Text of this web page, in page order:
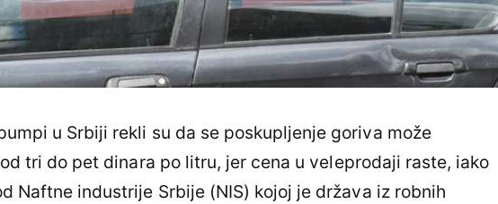
u Srbiji rekli su da se poskupljenje goriva može
tri do pet dinara po litru, jer cena u veleprodaji raste, iako
Naftne industrije Srbije (NIS) kojoj je država iz robnih